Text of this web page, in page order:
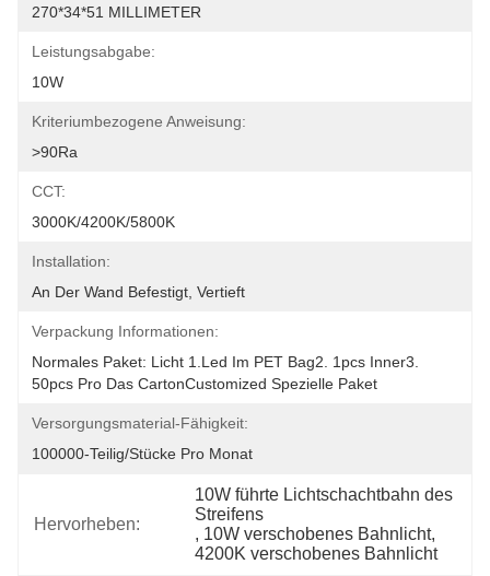
270*34*51 MILLIMETER
Leistungsabgabe:
10W
Kriteriumbezogene Anweisung:
>90Ra
CCT:
3000K/4200K/5800K
Installation:
An Der Wand Befestigt, Vertieft
Verpackung Informationen:
Normales Paket: Licht 1.led Im PET Bag2. 1pcs Inner3.
50pcs Pro Das CartonCustomized Spezielle Paket
Versorgungsmaterial-Fähigkeit:
100000-Teilig/Stücke Pro Monat
Hervorheben:
10W führte Lichtschachtbahn des
Streifens
, 10W verschobenes Bahnlicht,
4200K verschobenes Bahnlicht